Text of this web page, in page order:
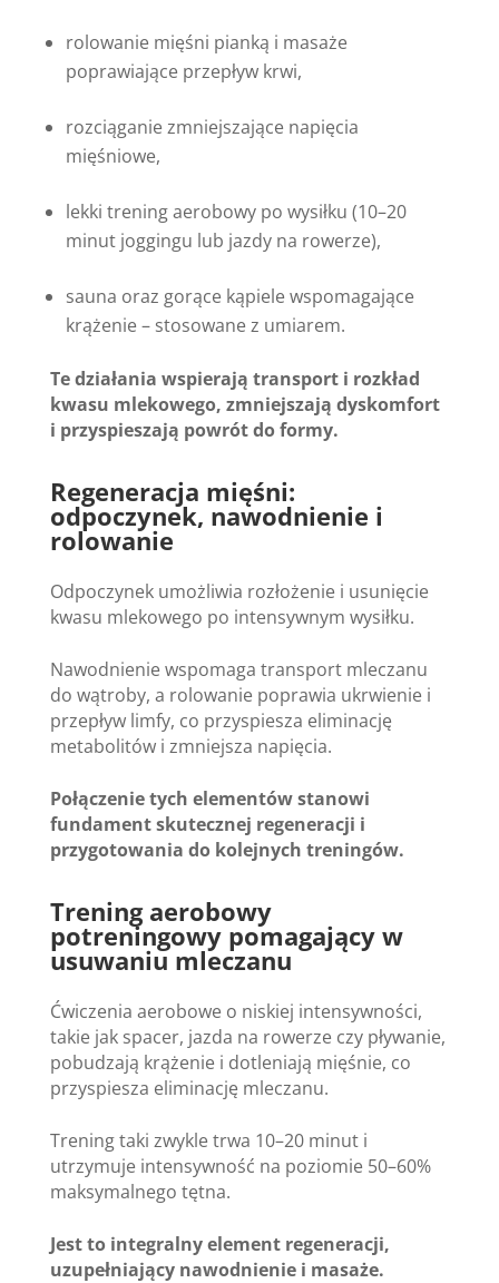
rolowanie mięśni pianką i masaże
poprawiające przepływ krwi,
rozciąganie zmniejszające napięcia
mięśniowe,
lekki trening aerobowy po wysiłku (10–20
minut joggingu lub jazdy na rowerze),
sauna oraz gorące kąpiele wspomagające
krążenie – stosowane z umiarem.
Te działania wspierają transport i rozkład
kwasu mlekowego, zmniejszają dyskomfort
i przyspieszają powrót do formy.
Regeneracja mięśni:
odpoczynek, nawodnienie i
rolowanie
Odpoczynek umożliwia rozłożenie i usunięcie
kwasu mlekowego po intensywnym wysiłku.
Nawodnienie wspomaga transport mleczanu
do wątroby, a rolowanie poprawia ukrwienie i
przepływ limfy, co przyspiesza eliminację
metabolitów i zmniejsza napięcia.
Połączenie tych elementów stanowi
fundament skutecznej regeneracji i
przygotowania do kolejnych treningów.
Trening aerobowy
potreningowy pomagający w
usuwaniu mleczanu
Ćwiczenia aerobowe o niskiej intensywności,
takie jak spacer, jazda na rowerze czy pływanie,
pobudzają krążenie i dotleniają mięśnie, co
przyspiesza eliminację mleczanu.
Trening taki zwykle trwa 10–20 minut i
utrzymuje intensywność na poziomie 50–60%
maksymalnego tętna.
Jest to integralny element regeneracji,
uzupełniający nawodnienie i masaże.